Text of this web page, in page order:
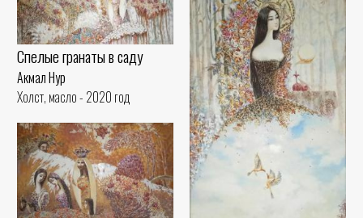
Спелые гранаты в саду
Акмал Нур
Холст, масло - 2020 год